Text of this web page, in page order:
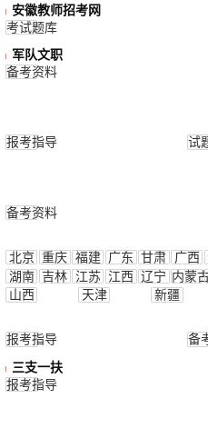
安徽教师招考网
考试题库
军队文职
备考资料
报考指导 试
备考资料
北京 重庆 福建 广东 甘肃 广西
湖南 吉林 江苏 江西 辽宁 内蒙
山西
天津 新疆
报考指导 备
三支一扶
报考指导